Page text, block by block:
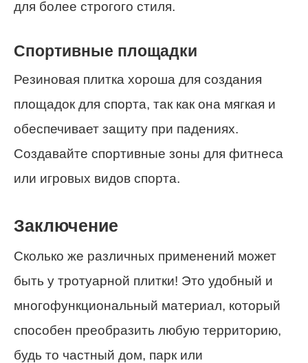
для более строгого стиля.
Спортивные площадки
Резиновая плитка хороша для создания
площадок для спорта, так как она мягкая и
обеспечивает защиту при падениях.
Создавайте спортивные зоны для фитнеса
или игровых видов спорта.
Заключение
Сколько же различных применений может
быть у тротуарной плитки! Это удобный и
многофункциональный материал, который
способен преобразить любую территорию,
будь то частный дом, парк или